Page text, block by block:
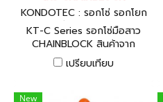
KONDOTEC : รอกโซ่ รอกโยก
รอกถ่วง KT-C5.0T
KT-C Series รอกโซ่มือสาว
CHAINBLOCK สินค้าจาก
ประเทศญี่ปุ่น พร้อมใบ
CERTIFICATE GUARANTEE
เปรียบเทียบ
New